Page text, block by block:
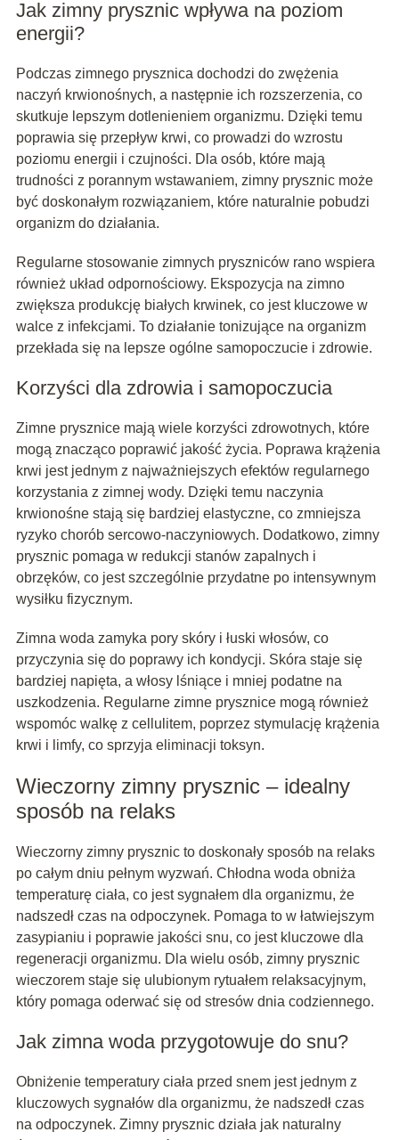
Jak zimny prysznic wpływa na poziom
energii?
Podczas zimnego prysznica dochodzi do zwężenia
naczyń krwionośnych, a następnie ich rozszerzenia, co
skutkuje lepszym dotlenieniem organizmu. Dzięki temu
poprawia się przepływ krwi, co prowadzi do wzrostu
poziomu energii i czujności. Dla osób, które mają
trudności z porannym wstawaniem, zimny prysznic może
być doskonałym rozwiązaniem, które naturalnie pobudzi
organizm do działania.
Regularne stosowanie zimnych pryszniców rano wspiera
również układ odpornościowy. Ekspozycja na zimno
zwiększa produkcję białych krwinek, co jest kluczowe w
walce z infekcjami. To działanie tonizujące na organizm
przekłada się na lepsze ogólne samopoczucie i zdrowie.
Korzyści dla zdrowia i samopoczucia
Zimne prysznice mają wiele korzyści zdrowotnych, które
mogą znacząco poprawić jakość życia. Poprawa krążenia
krwi jest jednym z najważniejszych efektów regularnego
korzystania z zimnej wody. Dzięki temu naczynia
krwionośne stają się bardziej elastyczne, co zmniejsza
ryzyko chorób sercowo-naczyniowych. Dodatkowo, zimny
prysznic pomaga w redukcji stanów zapalnych i
obrzęków, co jest szczególnie przydatne po intensywnym
wysiłku fizycznym.
Zimna woda zamyka pory skóry i łuski włosów, co
przyczynia się do poprawy ich kondycji. Skóra staje się
bardziej napięta, a włosy lśniące i mniej podatne na
uszkodzenia. Regularne zimne prysznice mogą również
wspomóc walkę z cellulitem, poprzez stymulację krążenia
krwi i limfy, co sprzyja eliminacji toksyn.
Wieczorny zimny prysznic – idealny
sposób na relaks
Wieczorny zimny prysznic to doskonały sposób na relaks
po całym dniu pełnym wyzwań. Chłodna woda obniża
temperaturę ciała, co jest sygnałem dla organizmu, że
nadszedł czas na odpoczynek. Pomaga to w łatwiejszym
zasypianiu i poprawie jakości snu, co jest kluczowe dla
regeneracji organizmu. Dla wielu osób, zimny prysznic
wieczorem staje się ulubionym rytuałem relaksacyjnym,
który pomaga oderwać się od stresów dnia codziennego.
Jak zimna woda przygotowuje do snu?
Obniżenie temperatury ciała przed snem jest jednym z
kluczowych sygnałów dla organizmu, że nadszedł czas
na odpoczynek. Zimny prysznic działa jak naturalny